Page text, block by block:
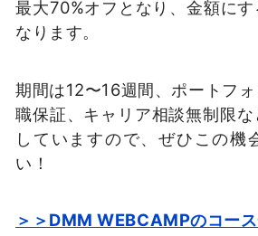
最大70%オフとなり、金額に
なります。
期間は12〜16週間、ポートフ
職保証、キャリア相談無制限
していますので、ぜひこの機
い！
＞＞DMM WEBCAMPのコー